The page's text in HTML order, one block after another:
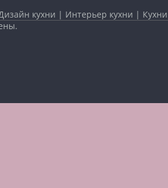
кухни | Интерьер кухни |